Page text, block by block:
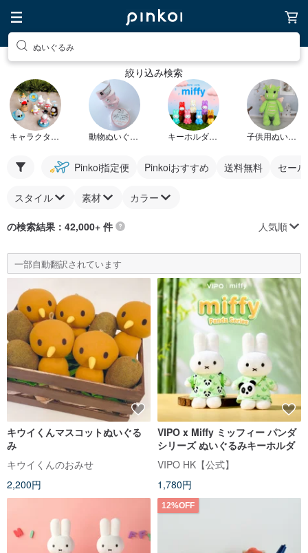
ぬいぐるみ
絞り込み検索
キャラクターぬいぐるみ 動物ぬいぐるみ キーホルダーぬいぐるみ 子供用ぬいぐるみ
Pinkoi指定便 Pinkoiおすすめ 送料無料 セー
スタイル 素材 カラー
の検索結果：42,000+ 件 人気順
一部自動翻訳されています
キウイくんマスコットぬいぐる
み
キウイくんのおみせ
2,200円
VIPO x Miffy ミッフィー パンダ
シリーズ ぬいぐるみキーホルダ
VIPO HK【公式】
1,780円
12%OFF